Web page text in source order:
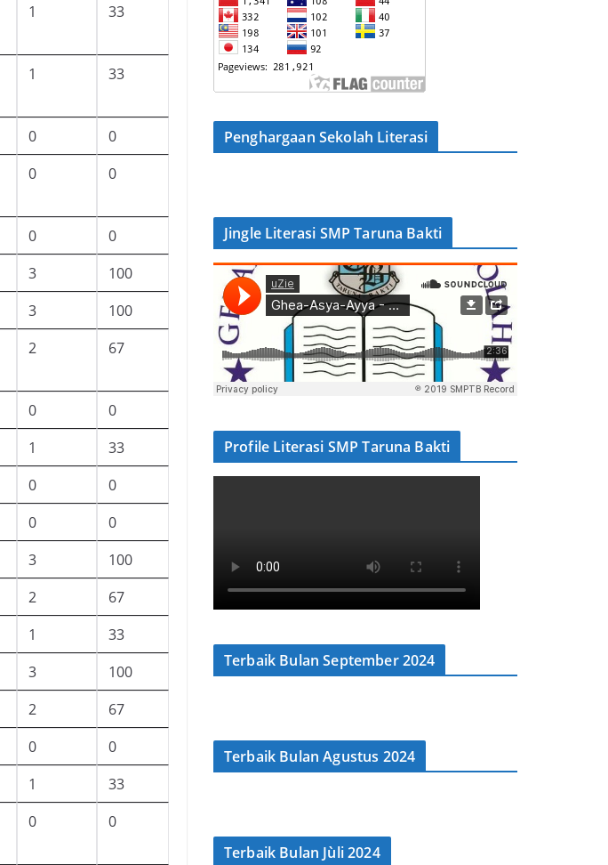
1 33
1 33
0
0
0 0
0
0
3
100
3
100
2 67
0
0
1
33
0
0
0
0
3
100
2
67
1
33
3
100
2
67
0
0
1
33
0 0
Penghargaan Sekolah Literasi
Jingle Literasi SMP Taruna Bakti
Profile Literasi SMP Taruna Bakti
Terbaik Bulan September 2024
Terbaik Bulan Agustus 2024
Terbaik Bulan Jùli 2024